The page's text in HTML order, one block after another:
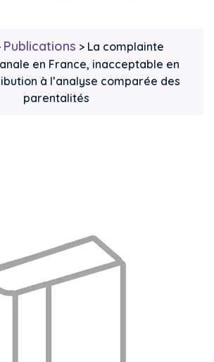
Publications > La complainte
en France, inacceptable en
à l’analyse comparée des
parentalités